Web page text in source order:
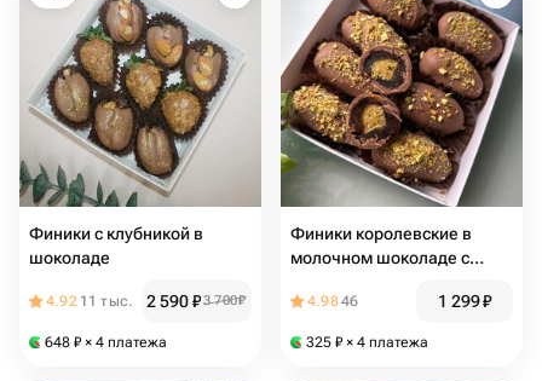
Финики с клубникой в
шоколаде
4.92 11 тыс. 2 590₽3 700₽
648 ₽ × 4 платежа
Финики королевские в
молочном шоколаде с
4.9846 1 299₽
325 ₽ × 4 платежа